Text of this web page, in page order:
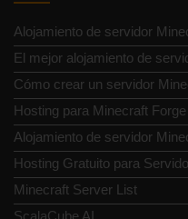
Alojamiento de servidor
El mejor alojamiento de
Cómo crear un servidor
Hosting para Minecraft Forge
Alojamiento de servidor
Hosting Gratuito para
Minecraft Server List